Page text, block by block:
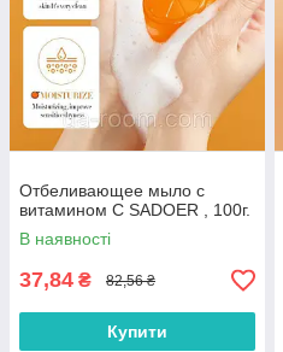
Отбеливающее мыло с
витамином С SADOER , 100г.
В наявності
37,84 ₴ 82,56 ₴
Купити